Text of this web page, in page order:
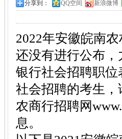
分享到： QQ空间 新浪微博
2022年安徽皖南
还没有进行公布
银行社会招聘职
社会招聘的考生
农商行招聘网
息。